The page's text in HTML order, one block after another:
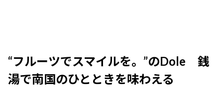
“フルーツでスマイルを。”のDole 銭
湯で南国のひとときを味わえる